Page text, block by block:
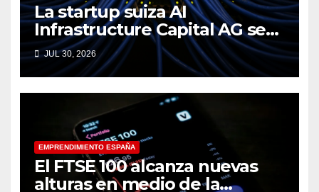
La startup suiza AI
Infrastructure Capital AG se
lanza con 16 millones de
euros para abordar el cuello
de botella en la computación
JUL 30, 2026
EMPRENDIMIENTO ESPAÑA
El FTSE 100 alcanza nuevas
alturas en medio de la